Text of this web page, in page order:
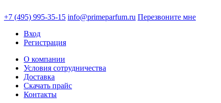
+7 (495) 995-35-15 info@primeparfum.ru Перезвоните мне
Вход
Регистрация
О компании
Условия сотрудничества
Доставка
Скачать прайс
Контакты